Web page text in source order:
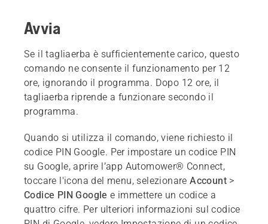
Avvia
Se il tagliaerba è sufficientemente carico, questo
comando ne consente il funzionamento per 12
ore, ignorando il programma. Dopo 12 ore, il
tagliaerba riprende a funzionare secondo il
programma.
Quando si utilizza il comando, viene richiesto il
codice PIN Google. Per impostare un codice PIN
su Google, aprire l’app Automower® Connect,
toccare l'icona del menu, selezionareAccount >
Codice PIN Google e immettere un codice a
quattro cifre. Per ulteriori informazioni sul codice